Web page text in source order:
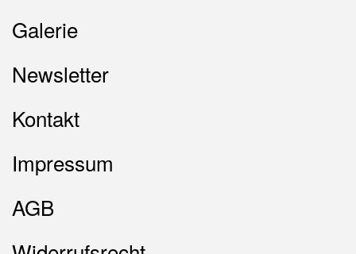
Galerie
Newsletter
Kontakt
Impressum
AGB